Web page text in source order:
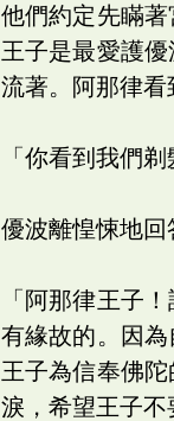
他們約定先瞞
王子是最愛護
流著。阿那律看
「你看到我們
優波離惶悚地回
「阿那律王子
有緣故的。因
王子為信奉佛
淚，希望王子不